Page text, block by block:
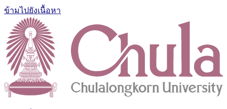
ข้ามไปยังเนื้อหา